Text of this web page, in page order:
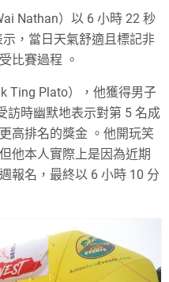
Nathan）以 6 小時 22 秒
，當日天氣舒適且標記非
比賽過程 。
Ting Plato），他獲得男子
訪時幽默地表示對第 5 名成
高排名的獎金 。他開玩笑
他本人實際上是因為近期
報名，最終以 6 小時 10 分